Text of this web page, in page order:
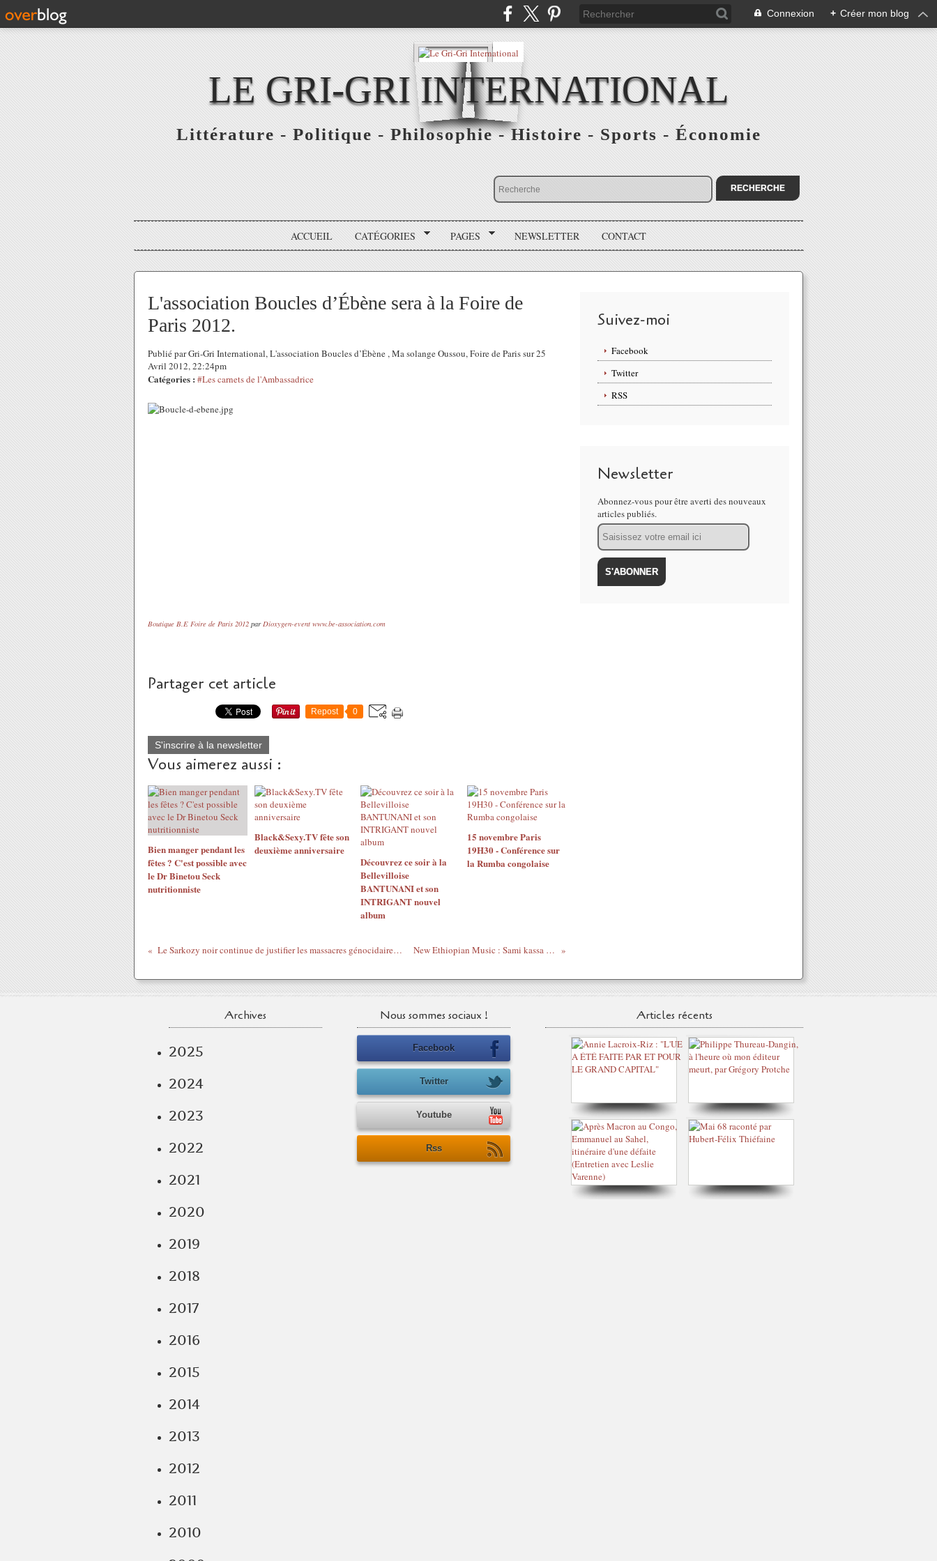
Connexion + Créer mon blog
LE GRI-GRI INTERNATIONAL
Littérature - Politique - Philosophie - Histoire - Sports - Économie
ACCUEIL CATÉGORIES PAGES NEWSLETTER CONTACT
L'association Boucles d’Ébène sera à la Foire de
Paris 2012.
Publié par Gri-Gri International, L'association Boucles d’Ébène , Ma solange Oussou, Foire de Paris sur 25
Avril 2012, 22:24pm
Catégories : #Les carnets de l'Ambassadrice
Boutique B.E Foire de Paris 2012 parDioxygen-event www.be-association.com
Partager cet article
Repost 0
S'inscrire à la newsletter
Vous aimerez aussi :
Bien manger pendant les
fêtes ? C'est possible avec
le Dr Binetou Seck
nutritionniste
Black&Sexy.TV fête son
deuxième anniversaire
Découvrez ce soir à la
Bellevilloise
BANTUNANI et son
INTRIGANT nouvel
album
15 novembre Paris
19H30 - Conférence sur
la Rumba congolaise
Le Sarkozy noir continue de justifier les massacres génocidaires des Dozos à Duékoué New Ethiopian Music : Sami kassa et Sara taddese
Suivez-moi
Facebook
Twitter
RSS
Newsletter
Abonnez-vous pour être averti des nouveaux
articles publiés.
Email
Archives
2025
2024
2023
2022
2021
2020
2019
2018
2017
2016
2015
2014
2013
2012
2011
2010
Nous sommes sociaux !
Facebook
Twitter
Youtube
Rss
Articles récents